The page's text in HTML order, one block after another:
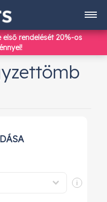
+36 70 590 4186
rendelését 20%-os
i